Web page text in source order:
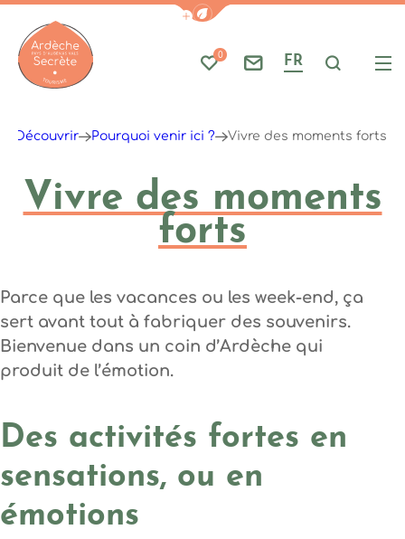
Afficher la barre de
Mes favoris
0
Nous contacter
FR Je
Pourquoi venir ici ? Vivre des moments forts
Vivre des moments
forts
Parce que les vacances ou les week-end, ça
sert avant tout à fabriquer des souvenirs.
Bienvenue dans un coin d’Ardèche qui
produit de l’émotion.
Des activités fortes en
sensations, ou en
émotions